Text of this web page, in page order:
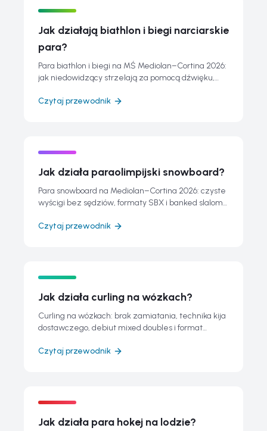
Jak działają biathlon i biegi narciarskie
para?
Para biathlon i biegi na MŚ Mediolan–Cortina 2026:
jak niedowidzący strzelają za pomocą dźwięku,
Czytaj przewodnik
Jak działa paraolimpijski snowboard?
Para snowboard na Mediolan–Cortina 2026: czyste
wyścigi bez sędziów, formaty SBX i banked slalom
Czytaj przewodnik
Jak działa curling na wózkach?
Curling na wózkach: brak zamiatania, technika kija
dostawczego, debiut mixed doubles i format
Czytaj przewodnik
Jak działa para hokej na lodzie?